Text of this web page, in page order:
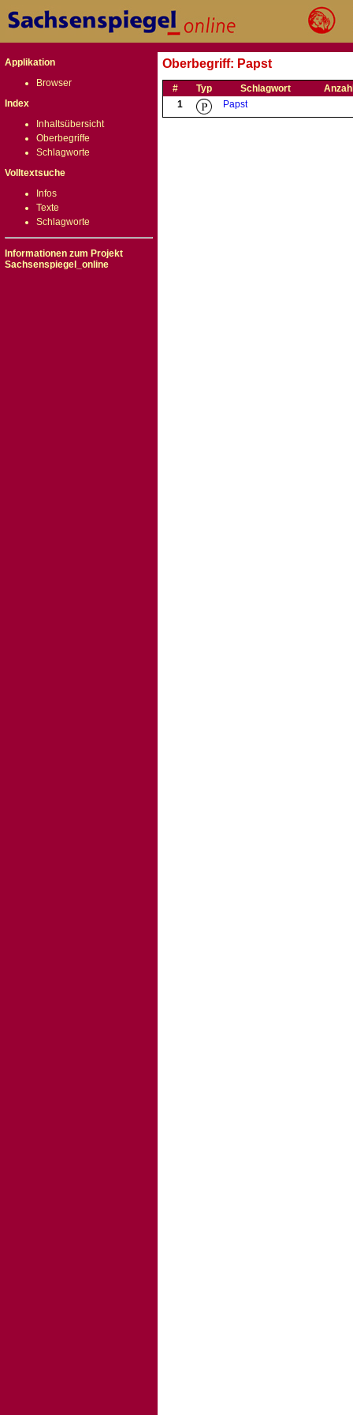
Applikation
Browser
Index
Inhaltsübersicht
Oberbegriffe
Schlagworte
Volltextsuche
Infos
Texte
Schlagworte
Informationen zum Projekt
Sachsenspiegel_online
Oberbegriff: Papst
# Typ Schlagwort
1
Papst